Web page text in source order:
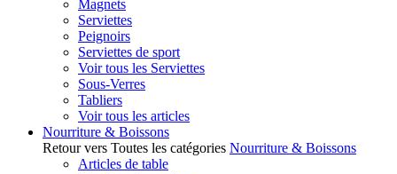
Magnets
Serviettes
Peignoirs
Serviettes de sport
Voir tous les Serviettes
Sous-Verres
Tabliers
Voir tous les articles
Nourriture & Boissons
Retour vers Toutes les catégories Nourriture & Boissons
Articles de table